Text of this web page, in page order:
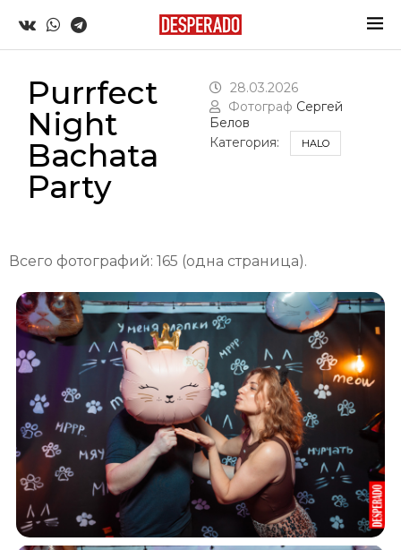
Purrfect
Night
Bachata
Party
28.03.2026
Фотограф Сергей
Белов
Категория:
HALO
Всего фотографий: 165 (одна страница).